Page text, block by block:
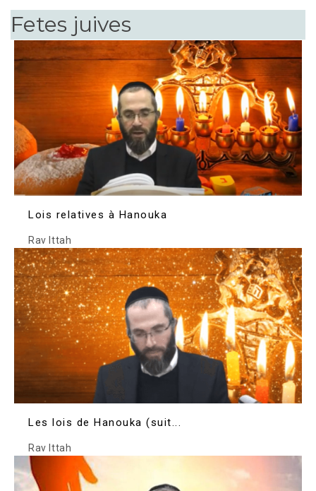
Fetes juives
Lois relatives à Hanouka
Rav Ittah
Les lois de Hanouka (suit...
Rav Ittah